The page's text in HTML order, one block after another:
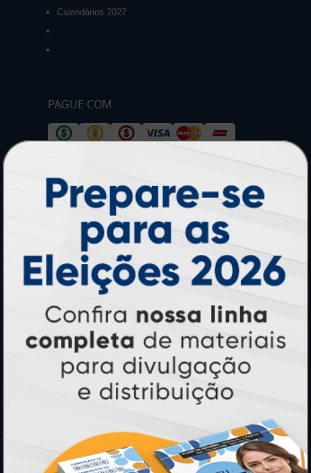
Calendários 2027
PAGUE COM
* Pagamento com cartão de crédito terá valor adicional.
** Pagamentos a prazo poderão ter acréscimo.
*** Nota fiscal sujeita a emissão de acordo com prestador de
serviço, conforme legislação pertinente.
PARTICIPE
SEGURANÇA